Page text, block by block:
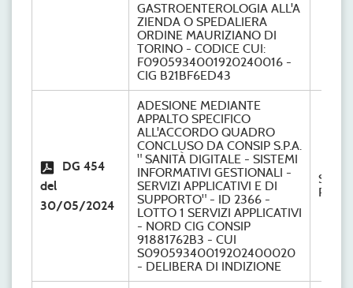
GASTROENTEROLOGIA ALL'A
ZIENDA O SPEDALIERA
ORDINE MAURIZIANO DI
TORINO - CODICE CUI:
F0905934001920240016 -
CIG B21BF6ED43
DG 454
del
30/05/2024
ADESIONE MEDIANTE
APPALTO SPECIFICO
ALL'ACCORDO QUADRO
CONCLUSO DA CONSIP S.P.A.
" SANITÀ DIGITALE - SISTEMI
INFORMATIVI GESTIONALI -
SERVIZI APPLICATIVI E DI
SUPPORTO" - ID 2366 -
LOTTO 1 SERVIZI APPLICATIVI
- NORD CIG CONSIP
91881762B3 - CUI
S09059340019202400020
- DELIBERA DI INDIZIONE
S.C.